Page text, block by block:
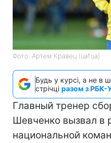
Фото: Артем Кравец (uaf.ua)
Будь у курсі, а не в
стрічці разом з РБК-
Главный тренер
Шевченко вызвал в
национальной